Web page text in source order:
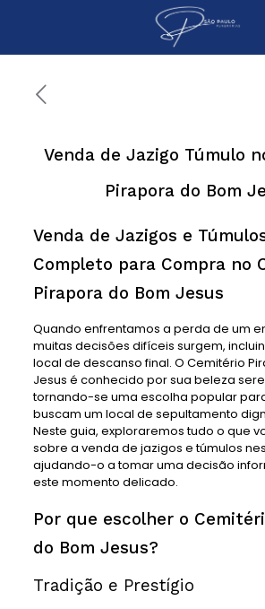
Venda de Jazigo Túmulo
Pirapora do Bom
Venda de Jazigos e
Completo para Compra no
Pirapora do Bom Jesus
Quando enfrentamos a perda de um
muitas decisões difíceis surgem,
local de descanso final. O Cemitério
Jesus é conhecido por sua beleza
tornando-se uma escolha popular
buscam um local de sepultamento
Neste guia, exploraremos tudo o que
sobre a venda de jazigos e túmulos
ajudando-o a tomar uma decisão
este momento delicado.
Por que escolher o
do Bom Jesus?
Tradição e Prestígio